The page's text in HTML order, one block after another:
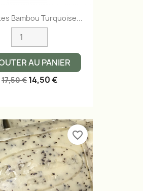
Bambou Turquoise...
AU PANIER
17,50 € 14,50 €
favorite_border